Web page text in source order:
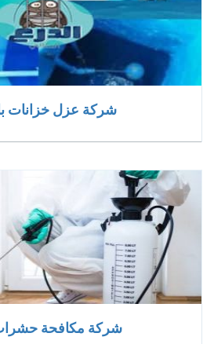
شركة عزل خزانات
شركة مكافحة